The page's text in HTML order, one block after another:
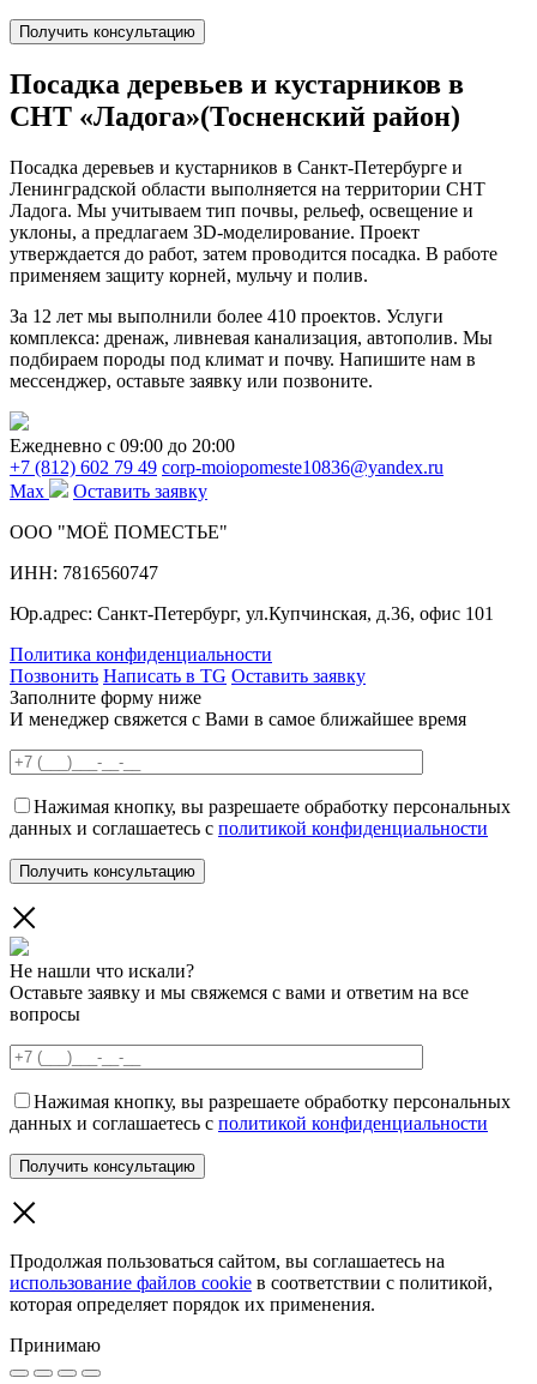
Посадка деревьев и кустарников в
СНТ «Ладога»(Тосненский район)
Посадка деревьев и кустарников в Санкт-Петербурге и
Ленинградской области выполняется на территории СНТ
Ладога. Мы учитываем тип почвы, рельеф, освещение и
уклоны, а предлагаем 3D-моделирование. Проект
утверждается до работ, затем проводится посадка. В работе
применяем защиту корней, мульчу и полив.
За 12 лет мы выполнили более 410 проектов. Услуги
комплекса: дренаж, ливневая канализация, автополив. Мы
подбираем породы под климат и почву. Напишите нам в
мессенджер, оставьте заявку или позвоните.
Ежедневно c 09:00 до 20:00
+7 (812) 602 79 49 corp-moiopomeste10836@yandex.ru
Max
Оставить заявку
ООО "МОЁ ПОМЕСТЬЕ"
ИНН: 7816560747
Юр.адрес: Санкт-Петербург, ул.Купчинская, д.36, офис 101
Политика конфиденциальности
Позвонить Написать в TG Оставить заявку
Заполните форму ниже
И менеджер свяжется с Вами в самое ближайшее время
Нажимая кнопку, вы разрешаете обработку персональных
данных и соглашаетесь с политикой конфиденциальности
Не нашли что искали?
Оставьте заявку и мы свяжемся с вами и ответим на все
вопросы
Нажимая кнопку, вы разрешаете обработку персональных
данных и соглашаетесь с политикой конфиденциальности
Продолжая пользоваться сайтом, вы соглашаетесь на
использование файлов cookie в соответствии с политикой,
которая определяет порядок их применения.
Принимаю